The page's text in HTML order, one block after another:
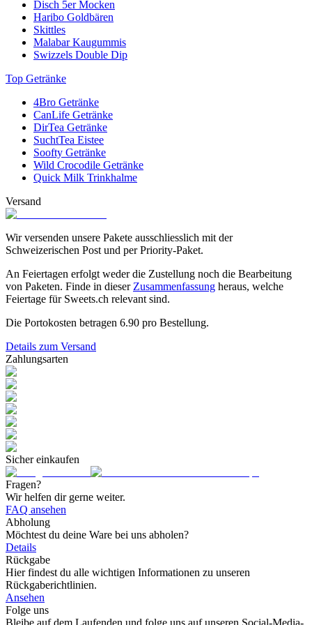
Disch 5er Mocken
Haribo Goldbären
Skittles
Malabar Kaugummis
Swizzels Double Dip
Top Getränke
4Bro Getränke
CanLife Getränke
DirTea Getränke
SuchtTea Eistee
Soofty Getränke
Wild Crocodile Getränke
Quick Milk Trinkhalme
Versand
Wir versenden unsere Pakete ausschliesslich mit der
Schweizerischen Post und per Priority-Paket.
An Feiertagen erfolgt weder die Zustellung noch die Bearbeitung
von Paketen. Finde in dieser Zusammenfassung heraus, welche
Feiertage für Sweets.ch relevant sind.
Die Portokosten betragen 6.90 pro Bestellung.
Details zum Versand
Zahlungsarten
Sicher einkaufen
Fragen?
Wir helfen dir gerne weiter.
FAQ ansehen
Abholung
Möchtest du deine Ware bei uns abholen?
Details
Rückgabe
Hier findest du alle wichtigen Informationen zu unseren
Rückgaberichtlinien.
Ansehen
Folge uns
Bleibe auf dem Laufenden und folge uns auf unseren Social-Media-